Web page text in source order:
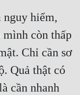
hiểm,
còn thấp
Chỉ cần sơ
Quả thật có
cần nhanh